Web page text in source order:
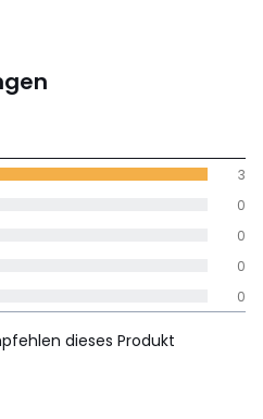
(3)
0
100% der Kunden
empfehlen dieses Produkt
0
0
0
0
3
dieses Produkt